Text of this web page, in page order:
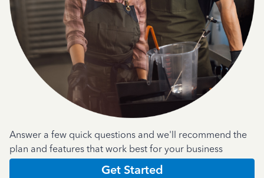
Answer a few quick questions and we'll recommend the
plan and features that work best for your business
Get Started